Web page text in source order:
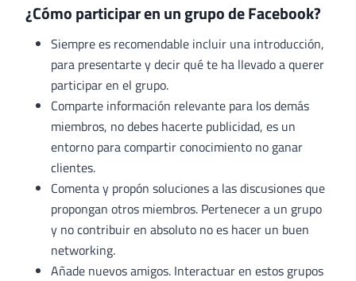
¿Cómo participar en un grupo de Facebook?
Siempre es recomendable incluir una introducción,
para presentarte y decir qué te ha llevado a querer
participar en el grupo.
Comparte información relevante para los demás
miembros, no debes hacerte publicidad, es un
entorno para compartir conocimiento no ganar
clientes.
Comenta y propón soluciones a las discusiones que
propongan otros miembros. Pertenecer a un grupo
y no contribuir en absoluto no es hacer un buen
networking.
Añade nuevos amigos. Interactuar en estos grupos